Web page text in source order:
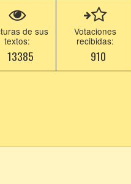
de sus
textos:
13385
Votaciones
recibidas:
910